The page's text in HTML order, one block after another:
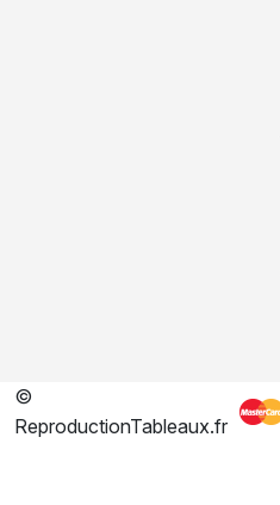
©
ReproductionTableaux.fr